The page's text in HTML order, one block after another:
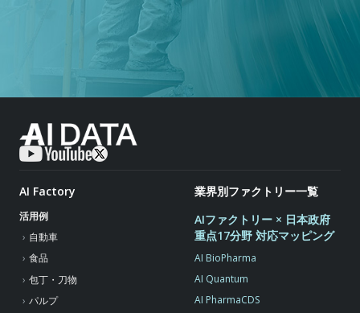
AI Factory
活用例
自動車
食品
包丁・刀物
パルプ
業界別ファクトリー一覧
AIファクトリー × 日本政府
重点17分野 対応マッピング
AI BioPharma
AI Quantum
AI PharmaCDS